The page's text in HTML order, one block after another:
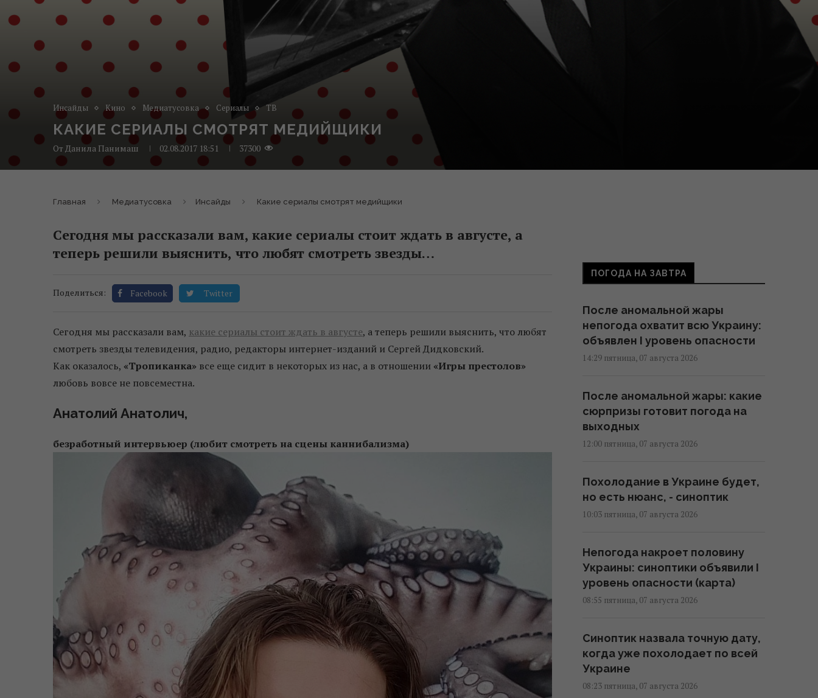
Инсайды Кино Медиатусовка Сериалы ТВ
КАКИЕ СЕРИАЛЫ СМОТРЯТ МЕДИЙЩИКИ
От Данила Панимаш 02.08.2017 18:51 37300
Главная Медиатусовка Инсайды Какие сериалы смотрят медийщики
Сегодня мы рассказали вам, какие сериалы стоит ждать в августе, а
теперь решили выяснить, что любят смотреть звезды…
Поделиться: Facebook Twitter
Сегодня мы рассказали вам, какие сериалы стоит ждать в августе, а теперь решили выяснить, что любят
смотреть звезды телевидения, радио, редакторы интернет-изданий и Сергей Дидковский.
Как оказалось, «Тропиканка» все еще сидит в некоторых из нас, а в отношении «Игры престолов»
любовь вовсе не повсеместна.
Анатолий Анатолич,
безработный интервьюер (любит смотреть на сцены каннибализма)
ПОГОДА НА ЗАВТРА
После аномальной жары
непогода охватит всю Украину:
объявлен I уровень опасности
14:29 пятница, 07 августа 2026
После аномальной жары: какие
сюрпризы готовит погода на
выходных
12:00 пятница, 07 августа 2026
Похолодание в Украине будет,
но есть нюанс, - синоптик
10:03 пятница, 07 августа 2026
Непогода накроет половину
Украины: синоптики объявили I
уровень опасности (карта)
08:55 пятница, 07 августа 2026
Синоптик назвала точную дату,
когда уже похолодает по всей
Украине
08:23 пятница, 07 августа 2026